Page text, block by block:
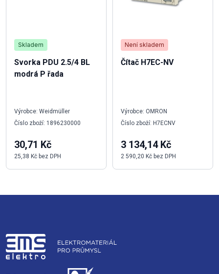
Skladem
Svorka PDU 2.5/4 BL
modrá P řada
Výrobce: Weidmüller
Číslo zboží: 1896230000
30,71 Kč
25,38 Kč bez DPH
Není skladem
Čítač H7EC-NV
Výrobce: OMRON
Číslo zboží: H7ECNV
3 134,14 Kč
2 590,20 Kč bez DPH